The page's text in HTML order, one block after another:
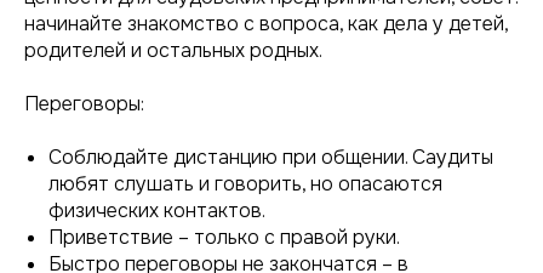
начинайте знакомство с вопроса, как дела у детей,
родителей и остальных родных.
Переговоры:
Соблюдайте дистанцию при общении. Саудиты
любят слушать и говорить, но опасаются
физических контактов.
Приветствие – только с правой руки.
Быстро переговоры не закончатся – в